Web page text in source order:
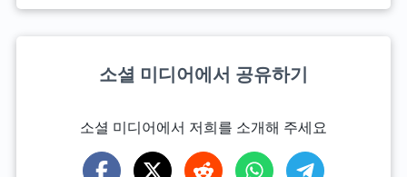
소셜 미디어에서 공유하기
소셜 미디어에서 저희를 소개해 주세요